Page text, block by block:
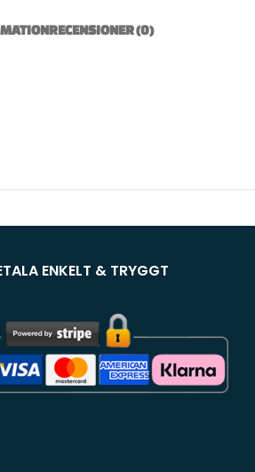
RECENSIONER (0)
ENKELT & TRYGGT